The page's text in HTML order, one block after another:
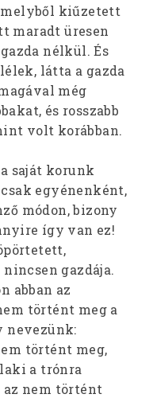
kiűzetett
maradt üresen
nélkül. És
látta a gazda
még
és rosszabb
volt korábban.
korunk
egyénenként,
módon, bizony
így van ez!
gazdája.
abban az
történt meg a
nevezünk:
történt meg,
a trónra
nem történt